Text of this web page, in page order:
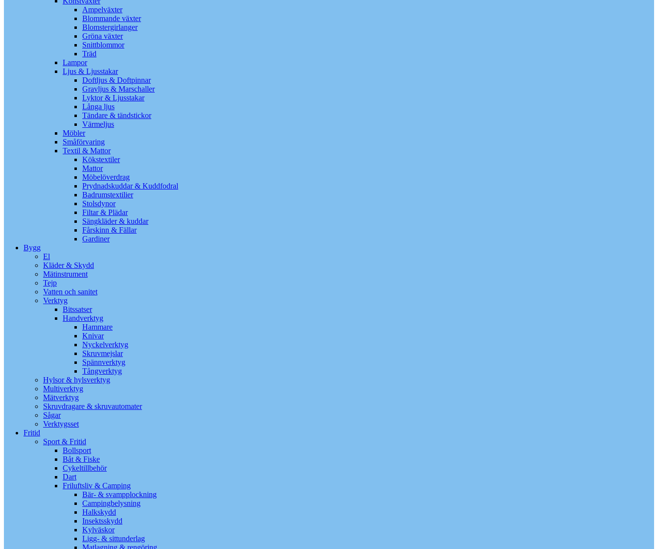
Ampelväxter
Blommande växter
Blomstergirlanger
Gröna växter
Snittblommor
Träd
Lampor
Ljus & Ljusstakar
Doftljus & Doftpinnar
Gravljus & Marschaller
Lyktor & Ljusstakar
Långa ljus
Tändare & tändstickor
Värmeljus
Möbler
Småförvaring
Textil & Mattor
Kökstextiler
Mattor
Möbelöverdrag
Prydnadskuddar & Kuddfodral
Badrumstextilier
Stolsdynor
Filtar & Plädar
Sängkläder & kuddar
Fårskinn & Fällar
Gardiner
Bygg
El
Kläder & Skydd
Mätinstrument
Tejp
Vatten och sanitet
Verktyg
Bitssatser
Handverktyg
Hammare
Knivar
Nyckelverktyg
Skruvmejslar
Spännverktyg
Tångverktyg
Hylsor & hylsverktyg
Multiverktyg
Mätverktyg
Skruvdragare & skruvautomater
Sågar
Verktygsset
Fritid
Sport & Fritid
Bollsport
Båt & Fiske
Cykeltillbehör
Dart
Friluftsliv & Camping
Bär- & svampplockning
Campingbelysning
Halkskydd
Insektsskydd
Kylväskor
Ligg- & sittunderlag
Matlagning & rengöring